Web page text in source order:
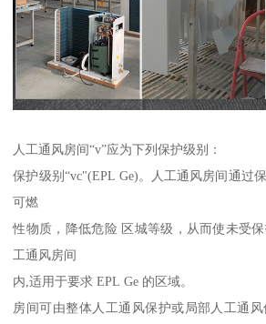
人工通风房间“v”应为下列保护级别：
保护级别“vc"(EPL Ge)。人工通风房间通过
可燃
性物质，降低危险 区城等级，从而使未受
工通风房间
内,适用于要求 EPL Ge 的区域。
房间可由整体人工通风保护或局部人工通